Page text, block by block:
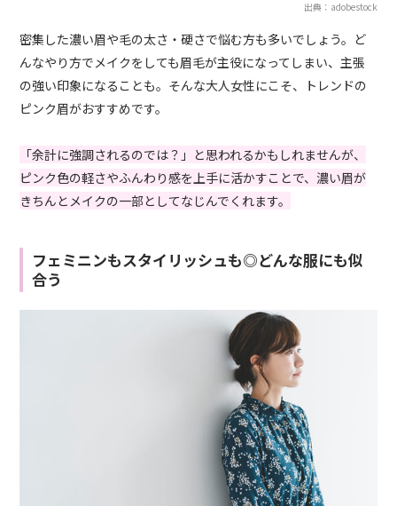
出典：adobestock
密集した濃い眉や毛の太さ・硬さで悩む方も多いでしょう。ど
んなやり方でメイクをしても眉毛が主役になってしまい、主張
の強い印象になることも。そんな大人女性にこそ、トレンドの
ピンク眉がおすすめです。
「余計に強調されるのでは？」と思われるかもしれませんが、
ピンク色の軽さやふんわり感を上手に活かすことで、濃い眉が
きちんとメイクの一部としてなじんでくれます。
フェミニンもスタイリッシュも◎どんな服にも似
合う